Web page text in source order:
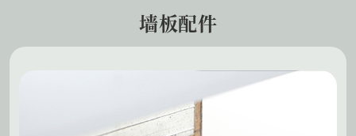
墙板配件